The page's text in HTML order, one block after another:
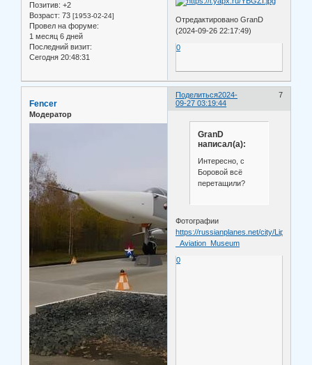
Позитив: +2
Возраст: 73 [1953-02-24]
Провел на форуме:
1 месяц 6 дней
Последний визит:
Сегодня 20:48:31
Отредактировано GranD
(2024-09-26 22:17:49)
0
Поделиться 7
2024-
09-27 03:19:44
Fencer
Модератор
GranD
написал(а):
Интересно, с
Боровой всё
перетащили?
Фотографии
https://russianplanes.net/city/Lipki_-
_Aviation_Museum
0